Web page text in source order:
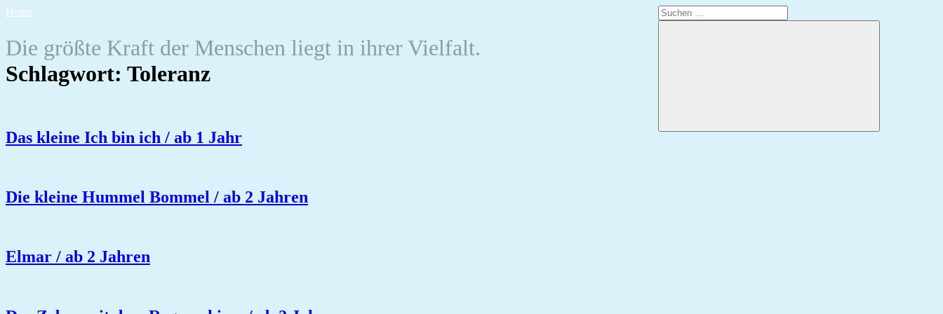
Zum
Home
Die größte Kraft der Menschen liegt in ihrer Vielfalt.
Suchen
nach:
Suchen
Schlagwort: Toleranz
Das kleine Ich bin ich / ab 1 Jahr
Die kleine Hummel Bommel / ab 2 Jahren
Elmar / ab 2 Jahren